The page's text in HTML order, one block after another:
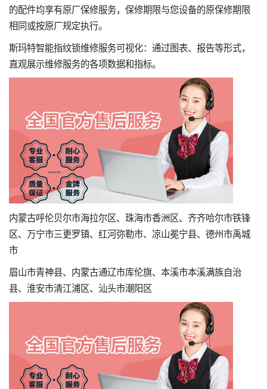
的配件均享有原厂保修服务，保修期限与您设备的原保修期限
相同或按原厂规定执行。
斯玛特智能指纹锁维修服务可视化：通过图表、报告等形式，
直观展示维修服务的各项数据和指标。
内蒙古呼伦贝尔市海拉尔区、珠海市香洲区、齐齐哈尔市铁锋
区、万宁市三更罗镇、红河弥勒市、凉山冕宁县、德州市禹城
市
眉山市青神县、内蒙古通辽市库伦旗、本溪市本溪满族自治
县、淮安市清江浦区、汕头市潮阳区